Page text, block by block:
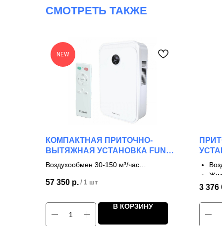
СМОТРЕТЬ ТАКЖЕ
NEW
КОМПАКТНАЯ ПРИТОЧНО-
ВЫТЯЖНАЯ УСТАНОВКА FUNAI
FUJI ERW-150 X.P
Воздухообмен 30-150 м³/час
вх. воздуха)
вытяжка)
Потребляемая мощность 0,05 кВт (220
57 350 р. / 1 шт
В КОРЗИНУ
4
Для
3 376